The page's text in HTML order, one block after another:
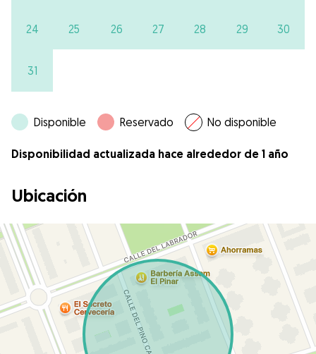
24 25 26 27 28 29 30
31
Disponible Reservado No disponible
Disponibilidad actualizada hace alrededor de 1 año
Ubicación